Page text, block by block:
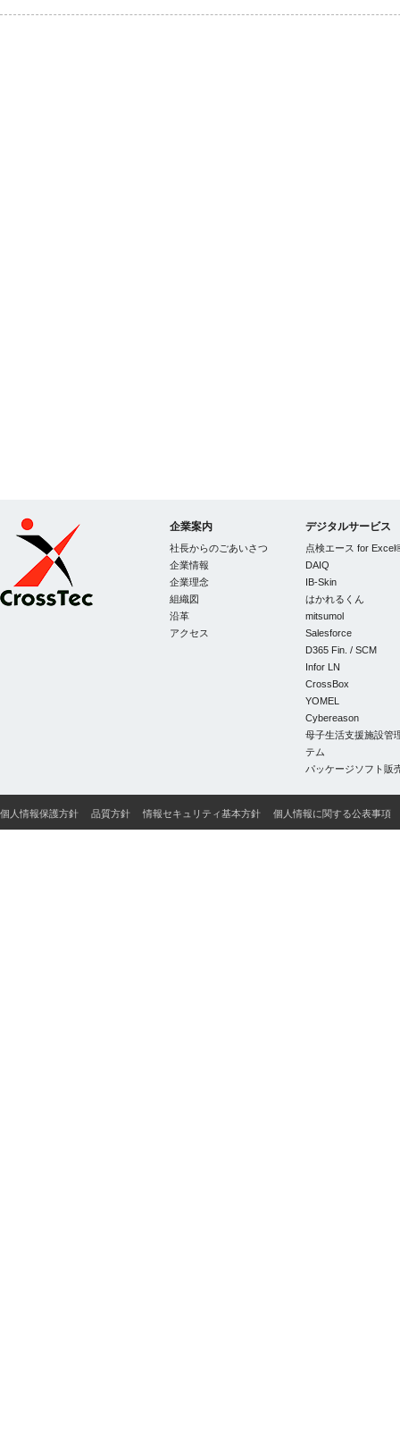
企業案内
社長からのごあいさつ
企業情報
企業理念
組織図
沿革
アクセス
デジタルサービス
点検エース for
DAIQ
IB-Skin
はかれるくん
mitsumol
Salesforce
D365 Fin. / SCM
Infor LN
CrossBox
YOMEL
Cybereason
母子生活支援施設管
テム
パッケージソフト販
個人情報保護方針 品質方針 情報セキュリティ基本方針 個人情報に関する公表事項